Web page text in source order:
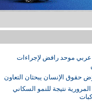
موحد رافض لإجراءات
الإنسان يبحثان التعاون
نتيجة للنمو السكاني